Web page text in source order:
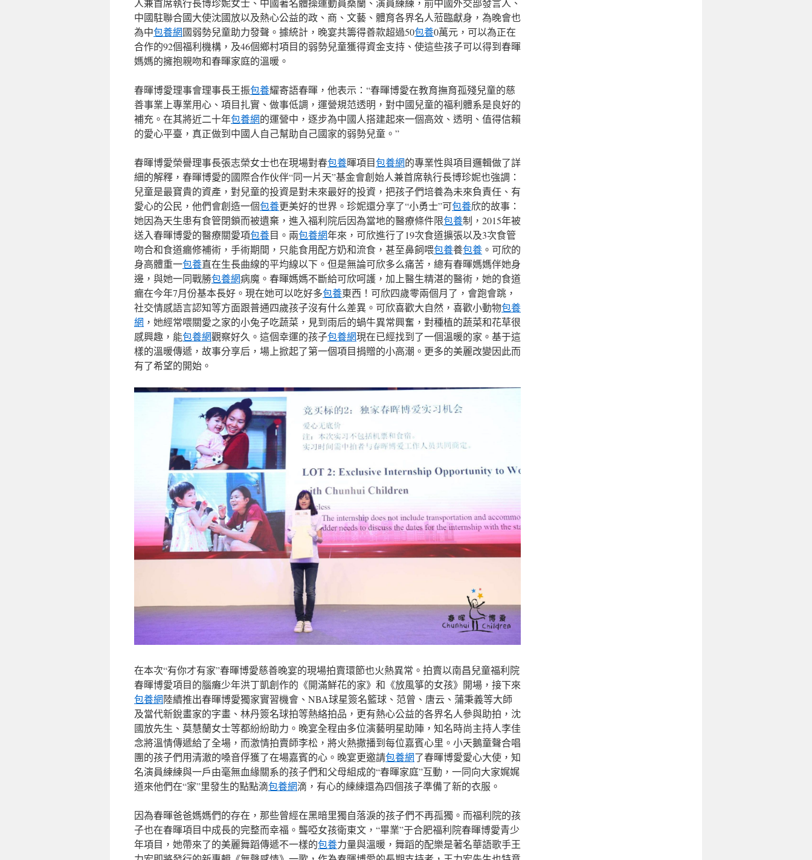
人兼首席執行長博珍妮女士、中國著名體操運動員桑蘭、演員練練，前中國外交部發言人、
中國駐聯合國大使沈國放以及熱心公益的政、商、文藝、體育各界名人蒞臨獻身，為晚會也
為中包養網國弱勢兒童助力發聲。據統計，晚宴共籌得善款超過50包養0萬元，可以為正在
合作的92個福利機構，及46個鄉村項目的弱勢兒童獲得資金支持、使這些孩子可以得到春暉
媽媽的擁抱親吻和春暉家庭的溫暖。
春暉博愛理事會理事長王振包養耀寄語春暉，他表示：“春暉博愛在教育撫育孤殘兒童的慈
善事業上專業用心、項目扎實、做事低調，運營規范透明，對中國兒童的福利體系是良好的
補充。在其將近二十年包養網的運營中，逐步為中國人搭建起來一個高效、透明、值得信賴
的愛心平臺，真正做到中國人自己幫助自己國家的弱勢兒童。”
春暉博愛榮譽理事長張志榮女士也在現場對春包養暉項目包養網的專業性與項目邏輯做了詳
細的解釋，春暉博愛的國際合作伙伴“同一片天”基金會創始人兼首席執行長博珍妮也強調：
兒童是最寶貴的資產，對兒童的投資是對未來最好的投資，把孩子們培養為未來負責任、有
愛心的公民，他們會創造一個包養更美好的世界。珍妮還分享了“小勇士”可包養欣的故事：
她因為天生患有食管閉鎖而被遺棄，進入福利院后因為當地的醫療條件限包養制，2015年被
送入春暉博愛的醫療關愛項包養目。兩包養網年來，可欣進行了19次食道擴張以及3次食管
吻合和食道瘺修補術，手術期間，只能食用配方奶和流食，甚至鼻飼喂包養養包養 。可欣的
身高體重一包養直在生長曲線的平均線以下。但是無論可欣多么痛苦，總有春暉媽媽伴她身
邊，與她一同戰勝包養網病魔。春暉媽媽不斷給可欣呵護，加上醫生精湛的醫術，她的食道
瘺在今年7月份基本長好。現在她可以吃好多包養東西！可欣四歲零兩個月了，會跑會跳，
社交情感語言認知等方面跟普通四歲孩子沒有什么差異。可欣喜歡大自然，喜歡小動物包養
網 ，她經常喂關愛之家的小兔子吃蔬菜，見到雨后的蝸牛異常興奮，對種植的蔬菜和花草很
感興趣，能包養網觀察好久。這個幸運的孩子包養網現在已經找到了一個溫暖的家。基于這
樣的溫暖傳遞，故事分享后，場上掀起了第一個項目捐贈的小高潮。更多的美麗改變因此而
有了希望的開始。
在本次“有你才有家”春暉博愛慈善晚宴的現場拍賣環節也火熱異常。拍賣以南昌兒童福利院
春暉博愛項目的腦癱少年洪丁凱創作的《開滿鮮花的家》和《放風箏的女孩》開場，接下來
包養網陸續推出春暉博愛獨家實習機會、NBA球星簽名籃球、范曾、唐云、蒲秉義等大師
及當代新銳畫家的字畫、林丹簽名球拍等熱絡拍品，更有熱心公益的各界名人參與助拍，沈
國放先生、莫慧蘭女士等都紛紛助力。晚宴全程由多位演藝明星助陣，知名時尚主持人李佳
念將溫情傳遞給了全場，而激情拍賣師李松，將火熱撒播到每位嘉賓心里。小天鵝童聲合唱
團的孩子們用清澈的嗓音俘獲了在場嘉賓的心。晚宴更邀請包養網了春暉博愛愛心大使，知
名演員練練與一戶由毫無血緣關系的孩子們和父母組成的“春暉家庭”互動，一同向大家娓娓
道來他們在“家”里發生的點點滴包養網滴，有心的練練還為四個孩子準備了新的衣服。
因為春暉爸爸媽媽們的存在，那些曾經在黑暗里獨自落淚的孩子們不再孤獨。而福利院的孩
子也在春暉項目中成長的完整而幸福。聾啞女孩衛東文，“畢業”于合肥福利院春暉博愛青少
年項目，她帶來了的美麗舞蹈傳遞不一樣的包養力量與溫暖，舞蹈的配樂是著名華語歌手王